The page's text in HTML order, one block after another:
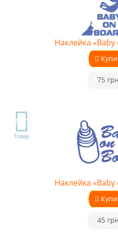
Наклейка
75
TOP
Товар
Наклейка
45